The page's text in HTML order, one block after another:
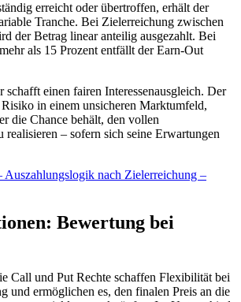
erreicht oder übertroffen, erhält der
Tranche. Bei Zielerreichung zwischen
der Betrag linear anteilig ausgezahlt. Bei
als 15 Prozent entfällt der Earn-Out
einen fairen Interessenausgleich. Der
in einem unsicheren Marktumfeld,
die Chance behält, den vollen
realisieren – sofern sich seine Erwartungen
Bewertung bei
Call und Put Rechte schaffen Flexibilität bei
und ermöglichen es, den finalen Preis an die